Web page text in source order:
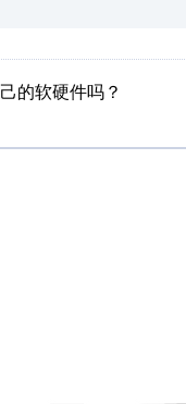
的软硬件吗？